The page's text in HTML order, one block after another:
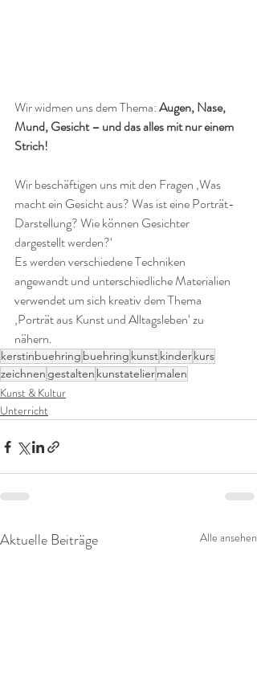
Wir widmen uns dem Thema: Augen, Nase,
Mund, Gesicht – und das alles mit nur einem
Strich!
Wir beschäftigen uns mit den Fragen ‚Was
macht ein Gesicht aus? Was ist eine Porträt-
Darstellung? Wie können Gesichter
dargestellt werden?‘
Es werden verschiedene Techniken
angewandt und unterschiedliche Materialien
verwendet um sich kreativ dem Thema
‚Porträt aus Kunst und Alltagsleben‘ zu
nähern.
kerstinbuehring buehring kunstkinderkurs
zeichnen gestalten kunstateliermalen
Kunst & Kultur
Unterricht
Aktuelle Beiträge Alle ansehen